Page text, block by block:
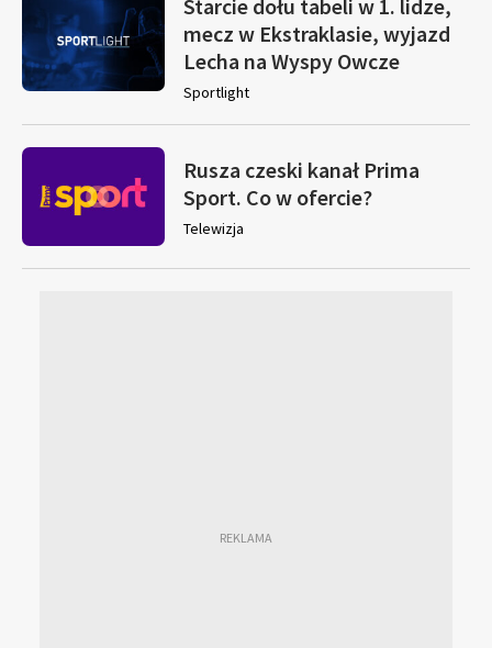
Starcie dołu tabeli w 1. lidze,
mecz w Ekstraklasie, wyjazd
Lecha na Wyspy Owcze
Sportlight
Rusza czeski kanał Prima
Sport. Co w ofercie?
Telewizja